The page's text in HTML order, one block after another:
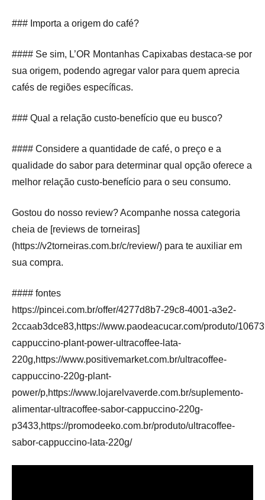
### Importa a origem do café?
#### Se sim, L’OR Montanhas Capixabas destaca-se por
sua origem, podendo agregar valor para quem aprecia
cafés de regiões específicas.
### Qual a relação custo-benefício que eu busco?
#### Considere a quantidade de café, o preço e a
qualidade do sabor para determinar qual opção oferece a
melhor relação custo-benefício para o seu consumo.
Gostou do nosso review? Acompanhe nossa categoria
cheia de [reviews de torneiras]
(https://v2torneiras.com.br/c/review/) para te auxiliar em
sua compra.
#### fontes
https://pincei.com.br/offer/4277d8b7-29c8-4001-a3e2-
2ccaab3dce83,https://www.paodeacucar.com/produto/
cappuccino-plant-power-ultracoffee-lata-
220g,https://www.positivemarket.com.br/ultracoffee-
cappuccino-220g-plant-
power/p,https://www.lojarelvaverde.com.br/suplemento-
alimentar-ultracoffee-sabor-cappuccino-220g-
p3433,https://promodeeko.com.br/produto/ultracoffee-
sabor-cappuccino-lata-220g/